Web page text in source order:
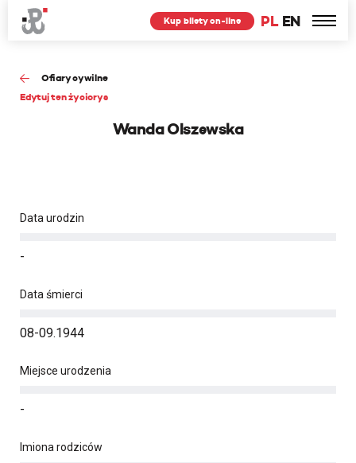
PL EN
Kup bilety on-line
Ofiary cywilne
Edytuj ten życiorys
Wanda Olszewska
Data urodzin
-
Data śmierci
08-09.1944
Miejsce urodzenia
-
Imiona rodziców